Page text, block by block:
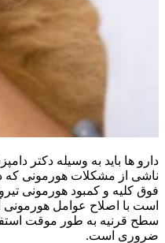
دارو ها باید به وسیله دکتر
ناشی از مشکلات هورمونی که
فوق کلیه و کمبود هورمونی
است با اصلاح عوامل
سطح قرنیه به طور موقت
ضروری است.